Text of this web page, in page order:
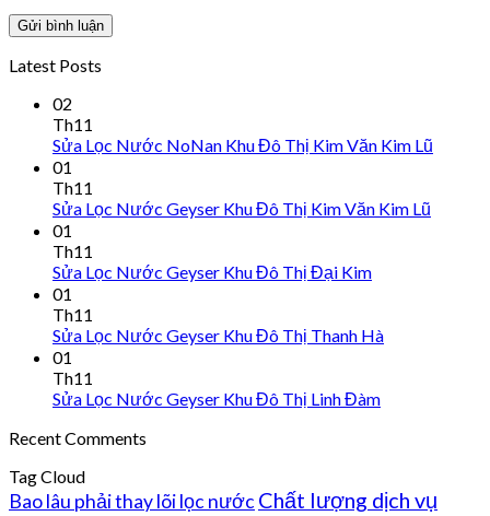
Latest Posts
02
Th11
Sửa Lọc Nước NoNan Khu Đô Thị Kim Văn Kim Lũ
01
Th11
Sửa Lọc Nước Geyser Khu Đô Thị Kim Văn Kim Lũ
01
Th11
Sửa Lọc Nước Geyser Khu Đô Thị Đại Kim
01
Th11
Sửa Lọc Nước Geyser Khu Đô Thị Thanh Hà
01
Th11
Sửa Lọc Nước Geyser Khu Đô Thị Linh Đàm
Recent Comments
Tag Cloud
Bao lâu phải thay lõi lọc nước Chất lượng dịch vụ